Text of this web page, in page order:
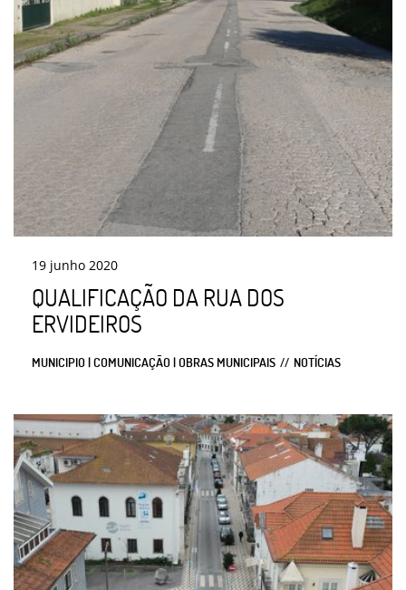
19 junho 2020
QUALIFICAÇÃO DA RUA DOS
ERVIDEIROS
MUNICIPIO | COMUNICAÇÃO | OBRAS MUNICIPAIS NOTÍCIAS